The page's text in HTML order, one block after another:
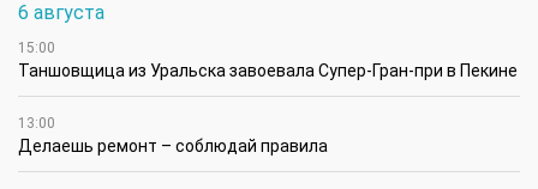
6 августа
15:00
Таншовщица из Уральска завоевала Супер-Гран-при в Пекине
13:00
Делаешь ремонт – соблюдай правила